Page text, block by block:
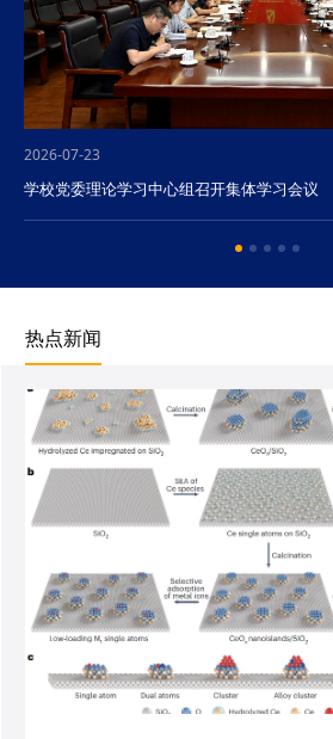
2026-07-23
学校党委理论学习中心组召开集体学习会
热点新闻